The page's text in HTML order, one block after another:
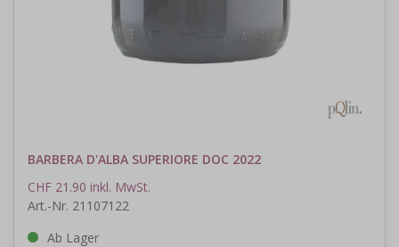
BARBERA D'ALBA SUPERIORE DOC 2022
CHF 21.90 inkl. MwSt.
Art.-Nr. 21107122
Ab Lager